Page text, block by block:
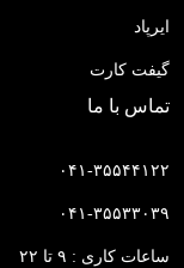
ایرپاد
گیفت کارت
تماس با ما
۰۴۱-۳۵۵۴۴۱۲۲
۰۴۱-۳۵۵۳۳۰۳۹
ساعات کاری : ۹ تا ۲۲